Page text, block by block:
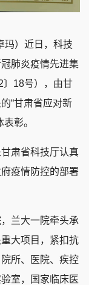
玛） 近日，科技
肺炎疫情先进集
〕18号），由甘
“甘肃省应对新
彰。
肃省科技厅认真
疫情防控的部署
兰大一院牵头承
大项目，紧扣抗
所、医院、疾控
室，国家临床医